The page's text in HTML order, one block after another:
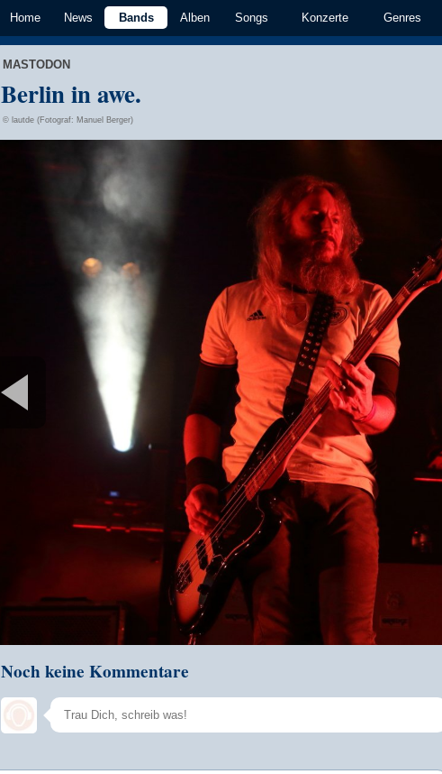
Home News Bands Alben Songs Konzerte Genres
MASTODON
Berlin in awe.
© lautde (Fotograf: Manuel Berger)
Noch keine Kommentare